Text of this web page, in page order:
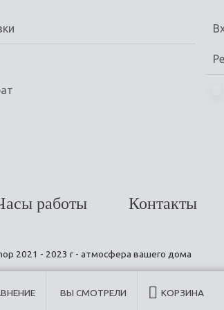
работы Контакты
2021 - 2023 г - атмосфера вашего дома
ВЫ СМОТРЕЛИ КОРЗИНА